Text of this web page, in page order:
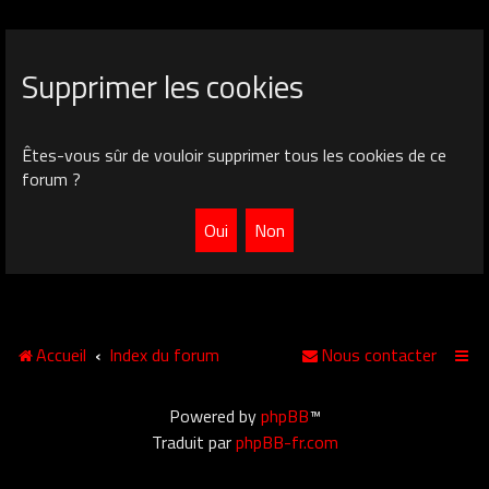
Supprimer les cookies
Êtes-vous sûr de vouloir supprimer tous les cookies de ce
forum ?
Accueil Index du forum Nous contacter
Powered byphpBB™
Traduit parphpBB-fr.com